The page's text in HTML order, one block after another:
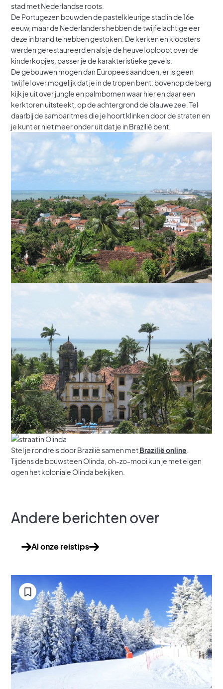
stad met Nederlandse roots.
De Portugezen bouwden de pastelkleurige stad in de 16e
eeuw, maar de Nederlanders hebben de twijfelachtige eer
deze in brand te hebben gestoken. De kerken en kloosters
werden gerestaureerd en als je de heuvel oploopt over de
kinderkopjes, passer je de karakteristieke gevels.
De gebouwen mogen dan Europees aandoen, er is geen
twijfel over mogelijk dat je in de tropen bent: bovenop de berg
kijk je uit over jungle en palmbomen waar hier en daar een
kerktoren uitsteekt, op de achtergrond de blauwe zee. Tel
daarbij de sambaritmes die je hoort klinken door de straten en
je kunt er niet meer onder uit dat je in Brazilië bent.
Stel je rondreis door Brazilië samen metBraziliëonline
Tijdens de bouwsteen Olinda, oh-zo-mooi kun je met eigen
ogen het koloniale Olinda bekijken.
Andere berichten over
Al onze reistips